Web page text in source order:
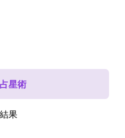
星術
果